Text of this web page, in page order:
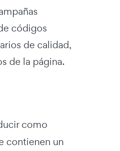
códigos
de calidad,
de la página.
como
contienen un